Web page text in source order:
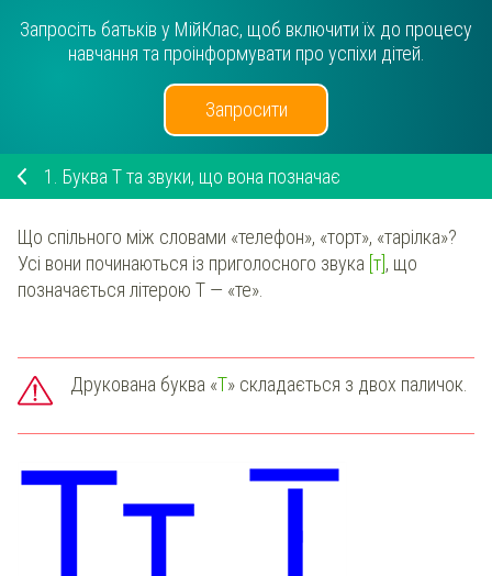
Запросіть батьків у МійКлас, щоб включити їх до процесу
навчання та проінформувати про успіхи дітей.
Запросити
1. Буква Т та звуки, що вона позначає
Що спільного між словами «телефон», «торт», «тарілка»?
Усі вони починаються із приголосного звука [т] , що
позначається літерою Т — «те».
Друкована буква «Т» складається з двох паличок.